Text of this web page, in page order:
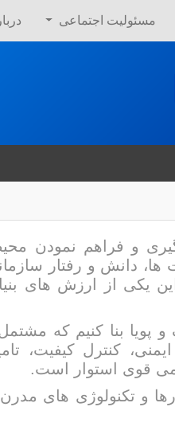
مسئولیت اجتماعی
و فراهم نمودن
ها، دانش و رفتار
این یکی از ارزش های
پویا بنا کنیم که
کنترل کیفیت،
قوی استوار است.
و تکنولوژی های